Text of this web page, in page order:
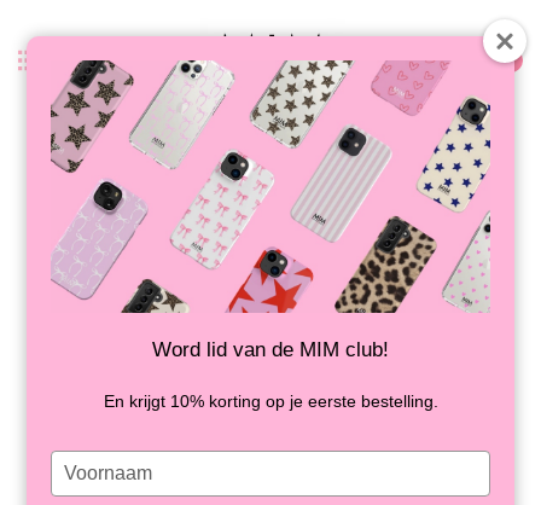
0
Zurück
MINTY SEBRA - MIM AIRPODS PRO
1 HÜLLE
AUF LAGER
Word lid van de MIM club!
En krijgt 10% korting op je eerste bestelling.
Type
your